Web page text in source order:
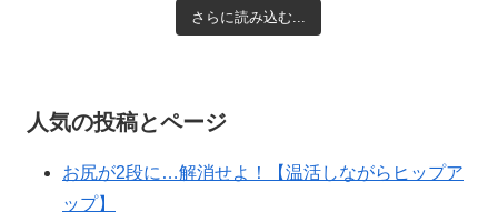
さらに読み込む...
人気の投稿とページ
お尻が2段に…解消せよ！【温活しながらヒップア
ップ】